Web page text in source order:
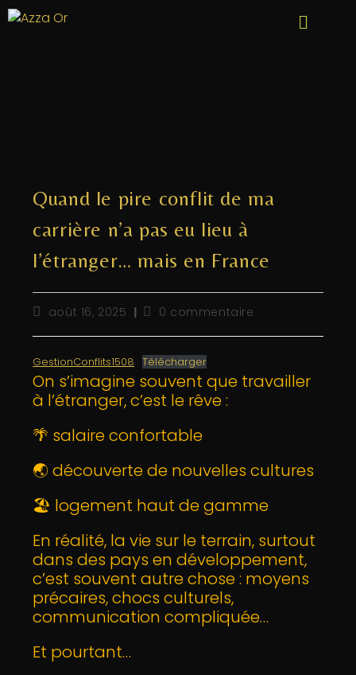
Quand le pire conflit de ma
carrière n’a pas eu lieu à
l’étranger… mais en France
août 16, 2025 0 commentaire
GestionConflits1508 Télécharger
On s’imagine souvent que travailler
à l’étranger, c’est le rêve :
🌴 salaire confortable
🌏 découverte de nouvelles cultures
🏖 logement haut de gamme
En réalité, la vie sur le terrain, surtout
dans des pays en développement,
c’est souvent autre chose : moyens
précaires, chocs culturels,
communication compliquée…
Et pourtant…